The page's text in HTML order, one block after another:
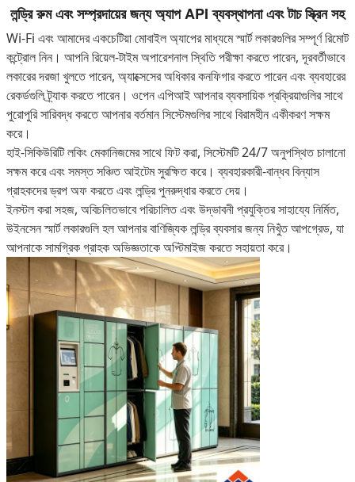
লন্ড্রি রুম এবং সম্প্রদায়ের জন্য অ্যাপ API ব্যবস্থাপনা এবং টাচ স্ক্রিন সহ
Wi-Fi এবং আমাদের একচেটিয়া মোবাইল অ্যাপের মাধ্যমে স্মার্ট লকারগুলির সম্পূর্ণ রিমোট
কন্ট্রোল নিন। আপনি রিয়েল-টাইম অপারেশনাল স্থিতি পরীক্ষা করতে পারেন, দূরবর্তীভাবে
লকারের দরজা খুলতে পারেন, অ্যাক্সেসের অধিকার কনফিগার করতে পারেন এবং ব্যবহারের
রেকর্ডগুলি ট্র্যাক করতে পারেন। ওপেন এপিআই আপনার ব্যবসায়িক প্রক্রিয়াগুলির সাথে
পুরোপুরি সারিবদ্ধ করতে আপনার বর্তমান সিস্টেমগুলির সাথে বিরামহীন একীকরণ সক্ষম
করে।
হাই-সিকিউরিটি লকিং মেকানিজমের সাথে ফিট করা, সিস্টেমটি 24/7 অনুপস্থিত চালানো
সক্ষম করে এবং সমস্ত সঞ্চিত আইটেম সুরক্ষিত করে। ব্যবহারকারী-বান্ধব বিন্যাস
গ্রাহকদের ড্রপ অফ করতে এবং লন্ড্রি পুনরুদ্ধার করতে দেয়।
ইনস্টল করা সহজ, অবিচলিতভাবে পরিচালিত এবং উদ্ভাবনী প্রযুক্তির সাহায্যে নির্মিত,
উইনসেন স্মার্ট লকারগুলি হল আপনার বাণিজ্যিক লন্ড্রি ব্যবসার জন্য নিখুঁত আপগ্রেড, যা
আপনাকে সামগ্রিক গ্রাহক অভিজ্ঞতাকে অপ্টিমাইজ করতে সহায়তা করে।